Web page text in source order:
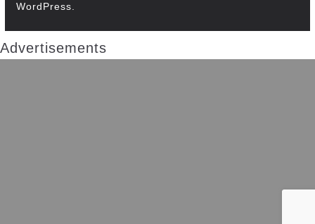
WordPress
Advertisements